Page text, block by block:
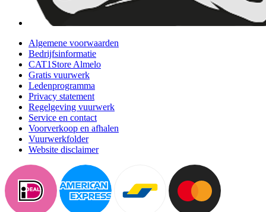
Algemene voorwaarden
Bedrijfsinformatie
CAT1Store Almelo
Gratis vuurwerk
Ledenprogramma
Privacy statement
Regelgeving vuurwerk
Service en contact
Voorverkoop en afhalen
Vuurwerkfolder
Website disclaimer